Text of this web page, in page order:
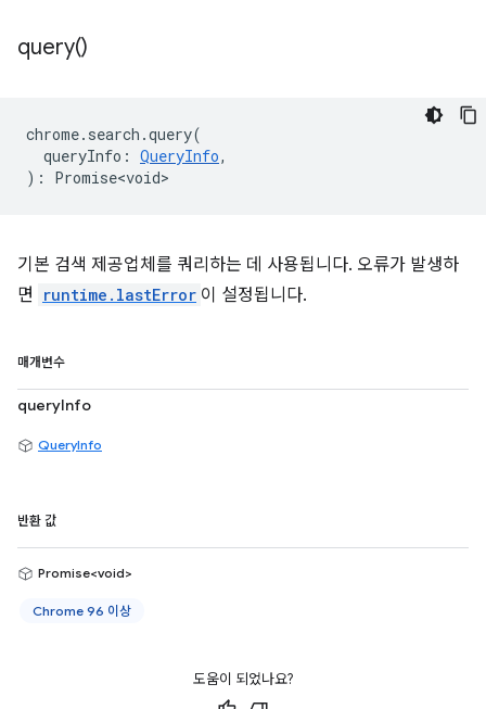
query()
chrome. search .query(
queryInfo : QueryInfo,
) : Promise<void>
기본 검색 제공업체를 쿼리하는 데 사용됩니다. 오류가 발생하
면
runtime.lastError 이 설정됩니다.
매개변수
queryInfo
QueryInfo
반환 값
Promise<void>
Chrome 96 이상
도움이 되었나요?